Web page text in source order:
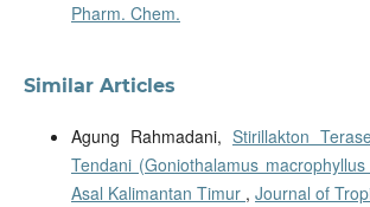
Pharm. Chem.
Similar Articles
Agung Rahmadani, Stirillakton
Tendani (Goniothalamus
Asal Kalimantan Timur ,Journal of